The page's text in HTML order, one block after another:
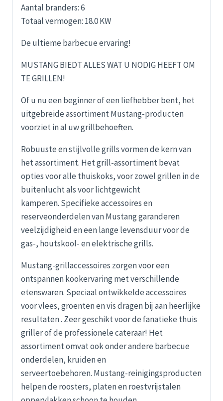
Aantal branders: 6
Totaal vermogen: 18.0 KW
De ultieme barbecue ervaring!
MUSTANG BIEDT ALLES WAT U NODIG HEEFT OM
TE GRILLEN!
Of u nu een beginner of een liefhebber bent, het
uitgebreide assortiment Mustang-producten
voorziet in al uw grillbehoeften.
Robuuste en stijlvolle grills vormen de kern van
het assortiment. Het grill-assortiment bevat
opties voor alle thuiskoks, voor zowel grillen in de
buitenlucht als voor lichtgewicht
kamperen. Specifieke accessoires en
reserveonderdelen van Mustang garanderen
veelzijdigheid en een lange levensduur voor de
gas-, houtskool- en elektrische grills.
Mustang-grillaccessoires zorgen voor een
ontspannen kookervaring met verschillende
etenswaren. Speciaal ontwikkelde accessoires
voor vlees, groenten en vis dragen bij aan heerlijke
resultaten . Zeer geschikt voor de fanatieke thuis
griller of de professionele cateraar! Het
assortiment omvat ook onder andere barbecue
onderdelen, kruiden en
serveertoebehoren. Mustang-reinigingsproducten
helpen de roosters, platen en roestvrijstalen